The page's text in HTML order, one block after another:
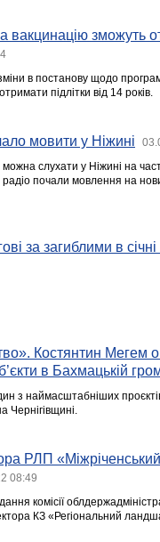
вакцинацію зможуть
в постанову щодо
підлітки від 14 років.
мовити у Ніжині
можна слухати у Ніжині на
радіо почали мовлення на
за загиблими в
Костянтин Мегем
в Бахмацькій
з наймасштабніших
Чернігівщині.
РЛП
08:49
комісії
КЗ «Регіональний